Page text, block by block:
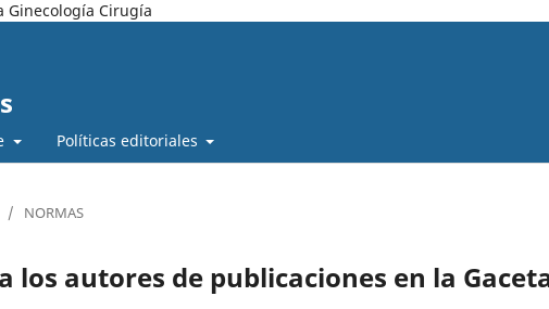
Ginecología Cirugía
Políticas editoriales
/ NORMAS
los autores de publicaciones en la